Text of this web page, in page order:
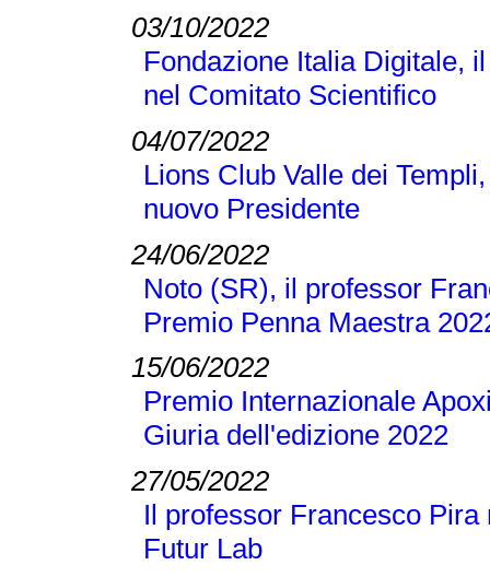
03/10/2022
Fondazione Italia Digitale,
nel Comitato Scientifico
04/07/2022
Lions Club Valle dei
nuovo Presidente
24/06/2022
Noto (SR), il professor
Premio Penna Maestra
15/06/2022
Premio Internazionale
Giuria dell'edizione 2022
27/05/2022
Il professor Francesco
Futur Lab